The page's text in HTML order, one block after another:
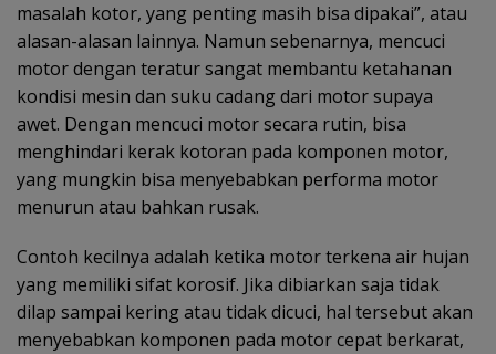
masalah kotor, yang penting masih bisa dipakai”, atau
alasan-alasan lainnya. Namun sebenarnya, mencuci
motor dengan teratur sangat membantu ketahanan
kondisi mesin dan suku cadang dari motor supaya
awet. Dengan mencuci motor secara rutin, bisa
menghindari kerak kotoran pada komponen motor,
yang mungkin bisa menyebabkan performa motor
menurun atau bahkan rusak.
Contoh kecilnya adalah ketika motor terkena air hujan
yang memiliki sifat korosif. Jika dibiarkan saja tidak
dilap sampai kering atau tidak dicuci, hal tersebut akan
menyebabkan komponen pada motor cepat berkarat,